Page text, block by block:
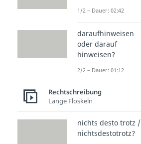
1/2 – Dauer: 02:42
daraufhinweisen
oder darauf
hinweisen?
2/2 – Dauer: 01:12
Rechtschreibung
Lange Floskeln
nichts desto trotz /
nichtsdestotrotz?